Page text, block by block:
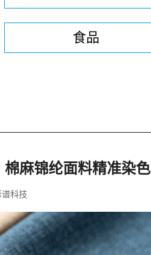
食品
麻锦纶面料精准染色
科技